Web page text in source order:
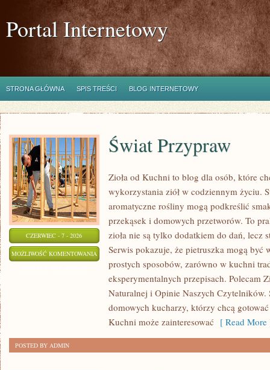
Portal Internetowy
STRONA GŁÓWNA SPIS TREŚCI BLOG INTERNETOWY
CZERWIEC - 7 - 2026
MOŻLIWOŚĆ KOMENTOWANIA ŚWIAT
PRZYPRAW
Świat Przypraw
Zioła od Kuchni to blog dla osób, które
wykorzystania ziół w codziennym życiu.
aromatyczne rośliny mogą podkreślić
przekąsek i domowych przetworów. To
zioła nie są tylko dodatkiem do dań, lecz
Serwis pokazuje, że pietruszka mogą być
prostych sposobów, zarówno w kuchni
eksperymentalnych przepisach. Polecam
Naturalnej i Opinie Naszych Czytelników.
domowych kucharzy, którzy chcą
Kuchni może zainteresować [ Read More
POSTED BY ADMIN